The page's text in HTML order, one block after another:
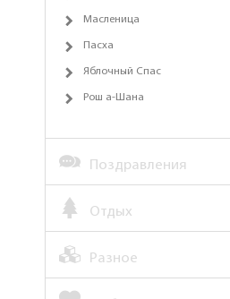
Масленица
Пасха
Яблочный Спас
Рош а-Шана
Поздравления
Отдых
Разное